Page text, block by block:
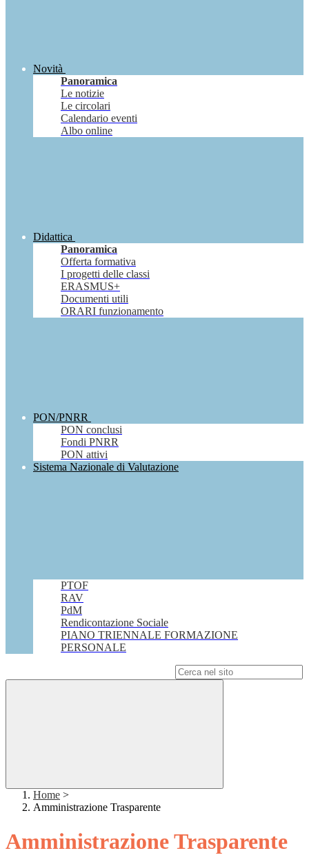
Novità
Panoramica
Le notizie
Le circolari
Calendario eventi
Albo online
Didattica
Panoramica
Offerta formativa
I progetti delle classi
ERASMUS+
Documenti utili
ORARI funzionamento
PON/PNRR
PON conclusi
Fondi PNRR
PON attivi
Sistema Nazionale di Valutazione
PTOF
RAV
PdM
Rendicontazione Sociale
PIANO TRIENNALE FORMAZIONE
PERSONALE
Home >
Amministrazione Trasparente
Amministrazione Trasparente